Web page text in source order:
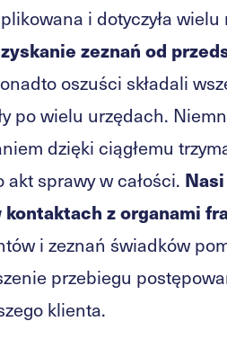
i dotyczyła
zeznań od
oszuści składali
po wielu urzędach.
dzięki ciągłemu
sprawy w całości.
z organami
i zeznań świadków
przebiegu
klienta.